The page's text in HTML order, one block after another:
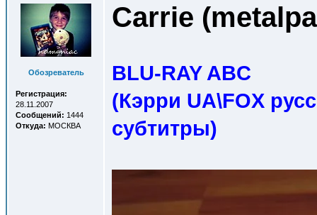
Обозреватель
Регистрация:
28.11.2007
Сообщений: 1444
Откуда: МОСКВА
Carrie
BLU-RAY ABC
(Кэрри UA\FOX
субтитры)